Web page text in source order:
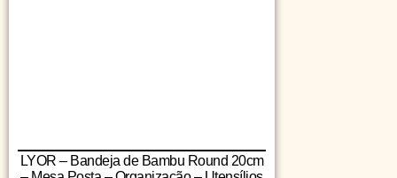
LYOR – Bandeja de Bambu Round 20cm